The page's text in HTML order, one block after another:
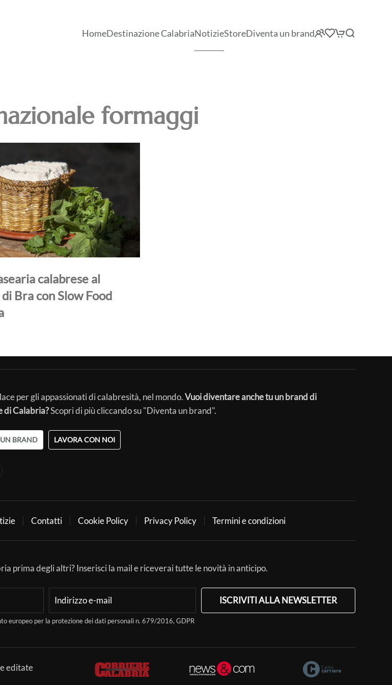
HomeDestinazione CalabriaNotizieStoreDiventa un brand
formaggi
calabrese al
Bra con Slow Food
per gli appassionati di calabresità, nel mondo.Vuoi diventare anche tu un brand di
di Calabria?Scopri di più cliccando su "Diventa un brand".
BRAND LAVORA CON NOI
Contatti Cookie Policy Privacy Policy Termini e condizioni
prima degli altri? Inserisci la mail e riceverai tutte le novità in anticipo.
ISCRIVITI ALLA NEWSLETTER
europeo per la protezione dei dati personali n. 679/2016, GDPR
editate